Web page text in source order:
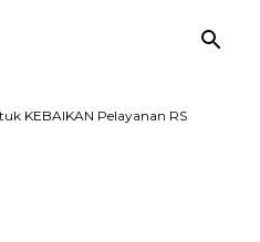
KEBAIKAN Pelayanan RS